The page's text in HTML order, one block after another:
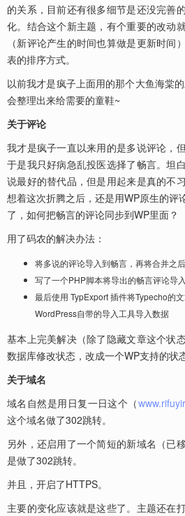
的关系，目前还有很多细节是还没完善
化。结合这个新主题，有个重要的改动
（新评论产生的时间也算做是更新时间
表的排序方式。
以前我才是疯子上面用的那个大鱼海棠
会整理出来给需要的童鞋~
关于评论
我才是疯子一直以来用的是多说评论，
于是我只好病急乱投医选择了畅言。坦
说最好的替代品，但是用起来是真的不
想着这次折腾之后，还是用WP原生的评
了，如何把畅言的评论同步到WP里面？
用了码农的解决办法：
将多说的评论导入到畅言，再将合并之
写了一个PHP脚本将导出的畅言评论导
最后使用 TypExport 插件将Typecho的
WordPress自带的导入工具导入数据
基本上完美解决（除了隐藏文章这个状
数据库修改状态，改成一个WP支持的状
关于域名
域名自然是用日复一日这个（
这个域名做了302跳转。
另外，还启用了一个简短的新域名（已
是做了302跳转。
并且，开启了HTTPS。
主要的变化应该就是这些了。主题还在